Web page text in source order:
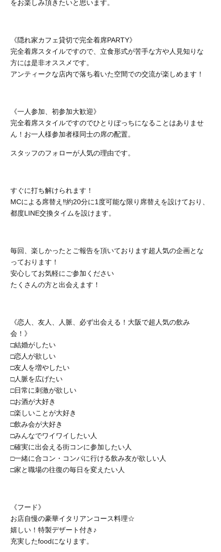
をお楽しみ頂きたいと思います。
《隠れ家カフェ貸切で完全着席PARTY》
完全着席スタイルですので、立食形式が苦手な方や人見知りな
方には是非オススメです。
アンティークな店内で落ち着いた空間での交流が楽しめます！
《一人参加、初参加大歓迎》
完全着席スタイルですのでひとりぼっちになることはありませ
ん！お一人様参加者様同士の席の配置。
スタッフのフォローが人気の理由です。
すぐに打ち解けられます！
MCによる席替え‼︎約20分に1度可能な限り席替えを設けており、
都度LINE交換タイムを設けます。
毎回、楽しかったとご報告を頂いております超人気の企画とな
っております！
安心してお気軽にご参加ください
たくさんの方と出会えます！
《恋人、友人、人脈、必ず出会える！大阪で超人気の飲み
会！》
□結婚がしたい
□恋人が欲しい
□友人を増やしたい
□人脈を広げたい
□日常に刺激が欲しい
□お酒が大好き
□楽しいことが大好き
□飲み会が大好き
□みんなでワイワイしたい人
□確実に出会える街コンに参加したい人
□一緒に合コン・コンパに行ける飲み友が欲しい人
□家と職場の往復の毎日を変えたい人
《フード》
お店自慢の豪華イタリアンコース料理☆
嬉しい！特製デザート付き♪
充実したfoodになります。